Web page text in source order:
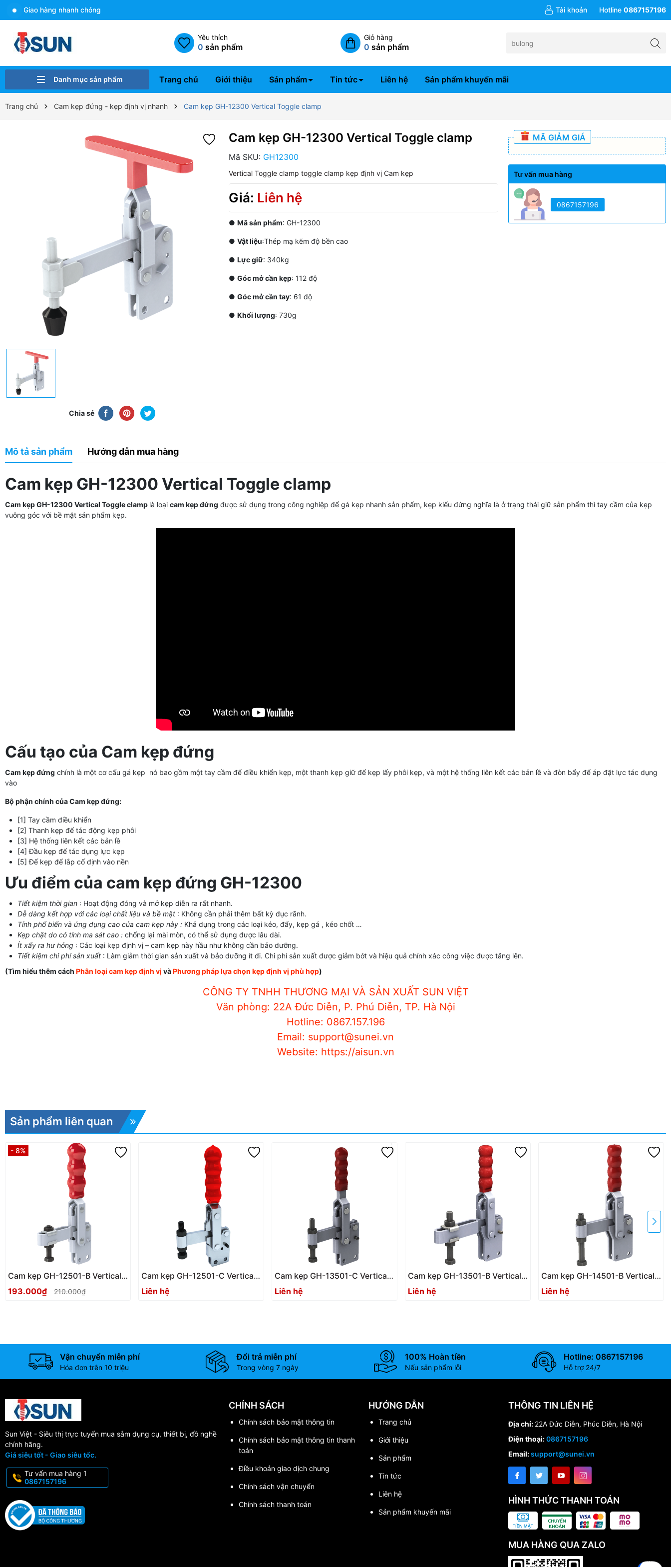
Giao hàng nhanh chóng Tài khoản Hotline 0867157196
Yêu thích
0 sản phẩm
Giỏ hàng
0 sản phẩm
Danh mục sản phẩm Trang chủ Giới thiệu Sản phẩm Tin tức Liên hệ Sản phẩm khuyến mãi
Trang chủ Cam kẹp đứng - kẹp định vị nhanh Cam kẹp GH-12300 Vertical Toggle clamp
Chia sẻ
Cam kẹp GH-12300 Vertical Toggle clamp
Mã SKU: GH12300
Vertical Toggle clamp toggle clamp kẹp định vị Cam kẹp
Giá: Liên hệ
● Mã sản phẩm: GH-12300
● Vật liệu:Thép mạ kẽm độ bền cao
● Lực giữ: 340kg
● Góc mở cần kẹp: 112 độ
● Góc mở cần tay: 61 độ
● Khối lượng: 730g
MÃ GIẢM GIÁ
Tư vấn mua hàng
0867157196
Mô tả sản phẩm Hướng dẫn mua hàng
Cam kẹp GH-12300 Vertical Toggle clamp
Cam kẹp GH-12300 Vertical Toggle clamp là loại cam kẹp đứng được sử dụng trong công nghiệp để gá kẹp nhanh sản phẩm, kẹp kiểu đứng nghĩa là ở trạng thái giữ sản phẩm thì tay cầm của kẹp
vuông góc với bề mặt sản phẩm kẹp.
Cấu tạo của Cam kẹp đứng
Cam kẹp đứng chính là một cơ cấu gá kẹp nó bao gồm một tay cầm để điều khiển kẹp, một thanh kẹp giữ để kẹp lấy phôi kẹp, và một hệ thống liên kết các bản lề và đòn bẩy để áp đặt lực tác dụng
vào
Bộ phận chính của Cam kẹp đứng:
[1] Tay cầm điều khiển
[2] Thanh kẹp để tác động kẹp phôi
[3] Hệ thống liên kết các bản lề
[4] Đầu kẹp để tác dụng lực kẹp
[5] Đế kẹp để lắp cố định vào nền
Ưu điểm của cam kẹp đứng GH-12300
Tiết kiệm thời gian : Hoạt động đóng và mở kẹp diễn ra rất nhanh.
Dễ dàng kết hợp với các loại chất liệu và bề mặt : Không cần phải thêm bất kỳ đục rãnh.
Tính phổ biến và ứng dụng cao của cam kẹp này : Khả dụng trong các loại kéo, đẩy, kẹp gá , kéo chốt …
Kẹp chặt do có tính ma sát cao : chống lại mài mòn, có thể sử dụng được lâu dài.
Ít xẩy ra hư hỏng : Các loại kẹp định vị – cam kẹp này hầu như không cần bảo dưỡng.
Tiết kiệm chi phí sản xuất : Làm giảm thời gian sản xuất và bảo dưỡng ít đi. Chi phí sản xuất được giảm bớt và hiệu quả chính xác công việc được tăng lên.
(Tìm hiểu thêm cách Phân loại cam kẹp định vị vàPhương pháp lựa chọn kẹp định vị phù hợp)
CÔNG TY TNHH THƯƠNG MẠI VÀ SẢN XUẤT SUN VIỆT
Văn phòng: 22A Đức Diễn, P. Phú Diễn, TP. Hà Nội
Hotline: 0867.157.196
Email: support@sunei.vn
Website: https://aisun.vn
Sản phẩm liên quan
- 8%
Cam kẹp GH-12501-B Vertical
Toggle clamp
193.000₫ 210.000₫
Cam kẹp GH-12501-C Vertical
Toggle clamp
Liên hệ
Cam kẹp GH-13501-C Vertical
Toggle clamp
Liên hệ
Cam kẹp GH-13501-B Vertical
Toggle clamp
Liên hệ
Cam kẹp GH-14501-B Vertical
Toggle clamp
Liên hệ
Vận chuyển miễn phí
Hóa đơn trên 10 triệu
Đổi trả miễn phí
Trong vòng 7 ngày
100% Hoàn tiền
Nếu sản phẩm lỗi
Hotline: 0867157196
Hỗ trợ 24/7
Sun Việt - Siêu thị trực tuyến mua sắm dụng cụ, thiết bị, đồ nghề
chính hãng.
Giá siêu tốt - Giao siêu tốc.
Tư vấn mua hàng 1
0867157196
CHÍNH SÁCH
Chính sách bảo mật thông tin
Chính sách bảo mật thông tin thanh
toán
Điều khoản giao dịch chung
Chính sách vận chuyển
Chính sách thanh toán
HƯỚNG DẪN
Trang chủ
Giới thiệu
Sản phẩm
Tin tức
Liên hệ
Sản phẩm khuyến mãi
THÔNG TIN LIÊN HỆ
Địa chỉ: 22A Đức Diễn, Phúc Diễn, Hà Nội
Điện thoại:0867157196
Email:support@sunei.vn
HÌNH THỨC THANH TOÁN
MUA HÀNG QUA ZALO